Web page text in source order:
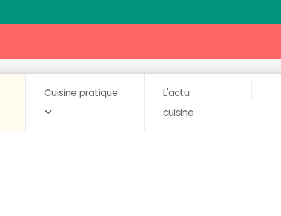
Cuisine pratique
L'actu
cuisine